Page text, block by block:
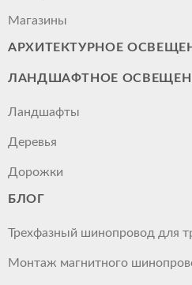
Магазины
АРХИТЕКТУРНОЕ
ЛАНДШАФТНОЕ
Ландшафты
Деревья
Дорожки
БЛОГ
Трехфазный шинопровод для
Монтаж магнитного